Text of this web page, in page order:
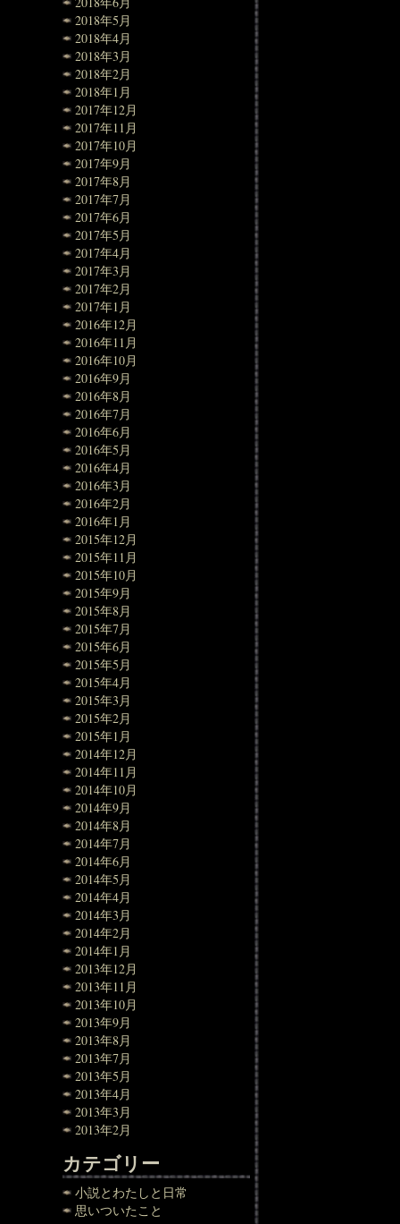
2018年5月
2018年4月
2018年3月
2018年2月
2018年1月
2017年12月
2017年11月
2017年10月
2017年9月
2017年8月
2017年7月
2017年6月
2017年5月
2017年4月
2017年3月
2017年2月
2017年1月
2016年12月
2016年11月
2016年10月
2016年9月
2016年8月
2016年7月
2016年6月
2016年5月
2016年4月
2016年3月
2016年2月
2016年1月
2015年12月
2015年11月
2015年10月
2015年9月
2015年8月
2015年7月
2015年6月
2015年5月
2015年4月
2015年3月
2015年2月
2015年1月
2014年12月
2014年11月
2014年10月
2014年9月
2014年8月
2014年7月
2014年6月
2014年5月
2014年4月
2014年3月
2014年2月
2014年1月
2013年12月
2013年11月
2013年10月
2013年9月
2013年8月
2013年7月
2013年5月
2013年4月
2013年3月
2013年2月
カテゴリー
小説とわたしと日常
思いついたこと